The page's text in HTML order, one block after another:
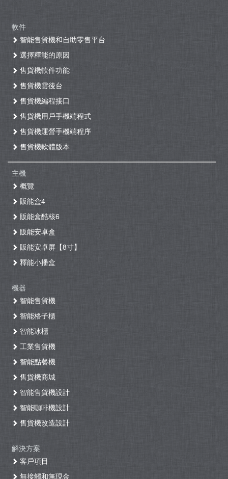
軟件
智能售貨機和自助零售平台
選擇釋能的原因
售貨機軟件功能
售貨機雲後台
售貨機編程接口
售貨機用戶手機端程式
售貨機運營手機端程序
售貨機軟體版本
主機
概覽
販能盒4
販能盒酷核6
販能安卓盒
販能安卓屏【8寸】
釋能小播盒
機器
智能售貨機
智能格子櫃
智能冰櫃
工業售貨機
智能點餐機
售貨機商城
智能售貨機設計
智能咖啡機設計
售貨機改造設計
解決方案
客戶項目
無接觸和無現金